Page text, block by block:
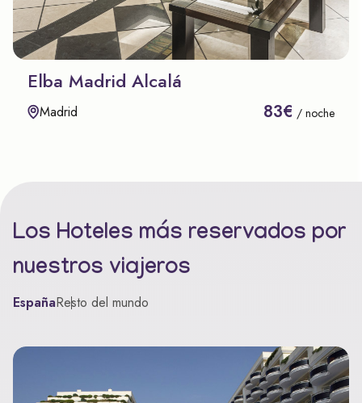
Elba Madrid Alcalá
Madrid 83€ / noche
Los Hoteles más reservados por
nuestros viajeros
EspañaResto del mundo